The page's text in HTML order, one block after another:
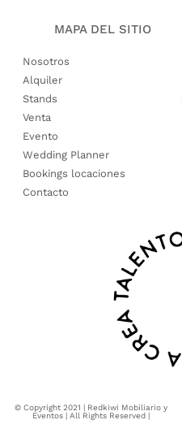
MAPA DEL SITIO
Nosotros
Alquiler
Stands
Venta
Evento
Wedding Planner
Bookings locaciones
Contacto
© Copyright 2021 | Redkiwi Mobiliario y
Eventos | All Rights Reserved |